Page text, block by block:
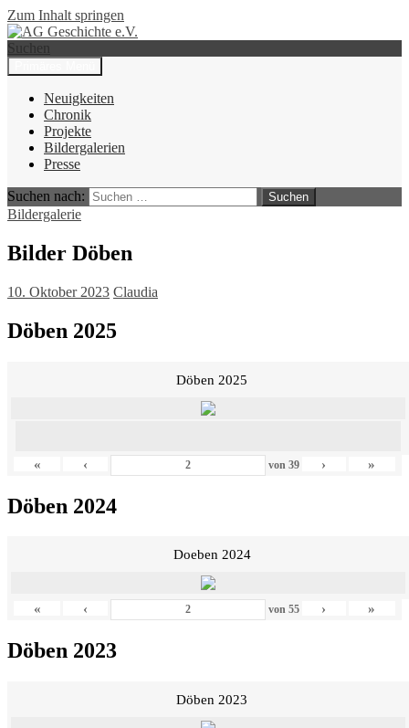
Zum Inhalt springen
AG Geschichte e.V.
Suchen
Neuigkeiten
Chronik
Projekte
Bildergalerien
Presse
Suchen nach:
Bildergalerie
Bilder Döben
10. Oktober 2023 Claudia
Döben 2025
Döben 2025
« ‹ von 39 › »
Döben 2024
Doeben 2024
« ‹ von 55 › »
Döben 2023
Döben 2023